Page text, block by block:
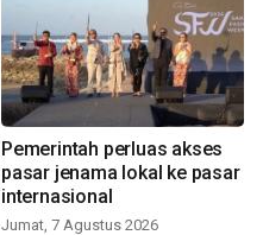
Pemerintah perluas akses
pasar jenama lokal ke pasar
internasional
Jumat, 7 Agustus 2026